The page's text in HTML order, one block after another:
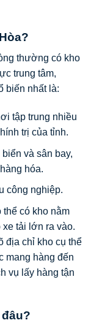
thường có kho
trung tâm,
biến nhất là:
tập trung nhiều
trị của tỉnh.
và sân bay,
hóa.
công nghiệp.
thể có kho nằm
tải lớn ra vào.
địa chỉ kho cụ thể
mang hàng đến
vụ lấy hàng tận